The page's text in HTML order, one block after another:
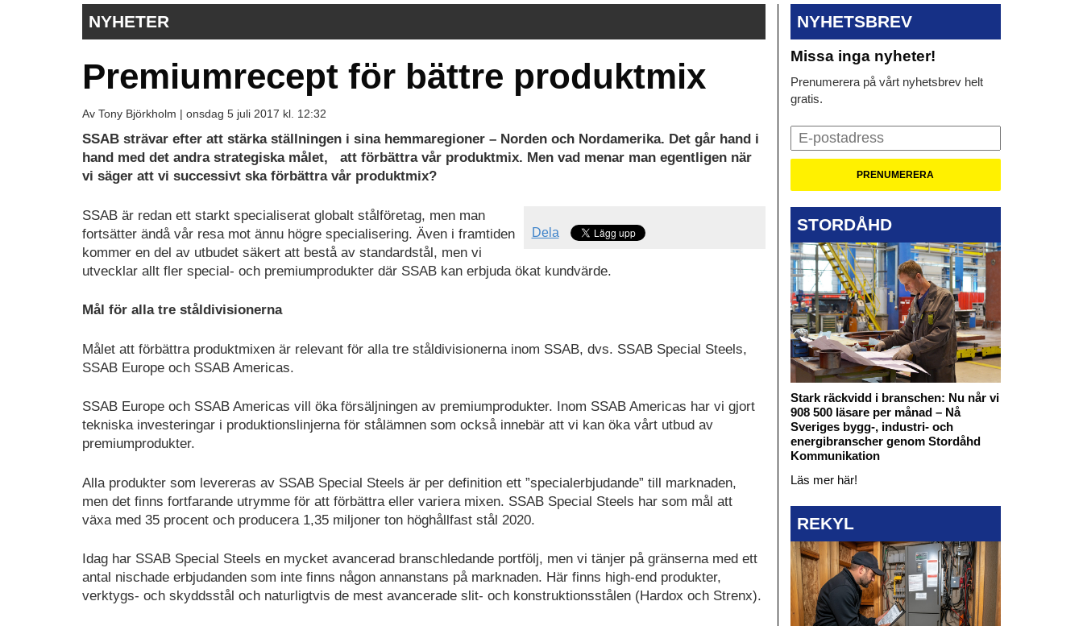
NYHETER
Premiumrecept för bättre produktmix
Av Tony Björkholm | onsdag 5 juli 2017 kl. 12:32
SSAB strävar efter att stärka ställningen i sina hemmaregioner – Norden och Nordamerika. Det går hand i
hand med det andra strategiska målet,
att förbättra vår produktmix. Men vad menar man egentligen när
vi säger att vi successivt ska förbättra vår produktmix?
Dela
SSAB är redan ett starkt specialiserat globalt stålföretag, men man
fortsätter ändå vår resa mot ännu högre specialisering. Även i framtiden
kommer en del av utbudet säkert att bestå av standardstål, men vi
utvecklar allt fler special- och premiumprodukter där SSAB kan erbjuda ökat kundvärde.
Mål för alla tre ståldivisionerna
Målet att förbättra produktmixen är relevant för alla tre ståldivisionerna inom SSAB, dvs. SSAB Special Steels,
SSAB Europe och SSAB Americas.
SSAB Europe och SSAB Americas vill öka försäljningen av premiumprodukter. Inom SSAB Americas har vi gjort
tekniska investeringar i produktionslinjerna för stålämnen som också innebär att vi kan öka vårt utbud av
premiumprodukter.
Alla produkter som levereras av SSAB Special Steels är per definition ett ”specialerbjudande” till marknaden,
men det finns fortfarande utrymme för att förbättra eller variera mixen. SSAB Special Steels har som mål att
växa med 35 procent och producera 1,35 miljoner ton höghållfast stål 2020.
Idag har SSAB Special Steels en mycket avancerad branschledande portfölj, men vi tänjer på gränserna med ett
antal nischade erbjudanden som inte finns någon annanstans på marknaden. Här finns high-end produkter,
verktygs- och skyddsstål och naturligtvis de mest avancerade slit- och konstruktionsstålen (Hardox och Strenx).
NYHETSBREV
Missa inga nyheter!
Prenumerera på vårt nyhetsbrev helt
gratis.
STORDÅHD
Stark räckvidd i branschen: Nu når vi
908 500 läsare per månad – Nå
Sveriges bygg-, industri- och
energibranscher genom Stordåhd
Kommunikation
Läs mer här!
REKYL